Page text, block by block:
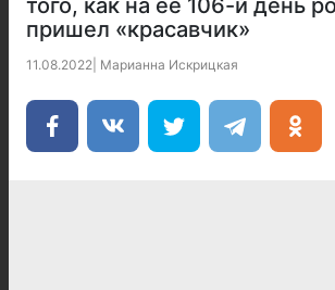
того, как на ее 106-й день
пришел «красавчик»
11.08.2022 Марианна Искрицкая